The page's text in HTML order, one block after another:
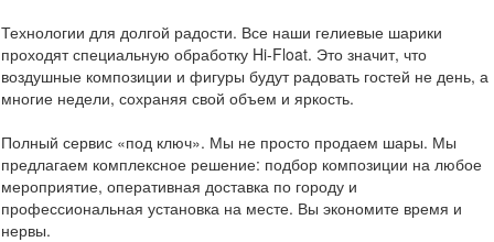
Технологии для долгой радости. Все наши гелиевые шарики
проходят специальную обработку Hi-Float. Это значит, что
воздушные композиции и фигуры будут радовать гостей не день, а
многие недели, сохраняя свой объем и яркость.
Полный сервис «под ключ». Мы не просто продаем шары. Мы
предлагаем комплексное решение: подбор композиции на любое
мероприятие, оперативная доставка по городу и
профессиональная установка на месте. Вы экономите время и
нервы.